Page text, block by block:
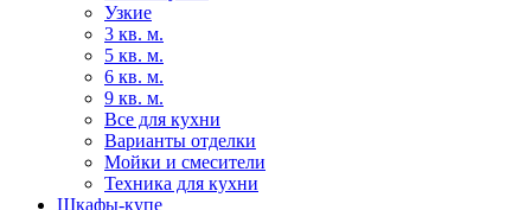
Узкие
3 кв. м.
5 кв. м.
6 кв. м.
9 кв. м.
Все для кухни
Варианты отделки
Мойки и смесители
Техника для кухни
Шкафы-купе